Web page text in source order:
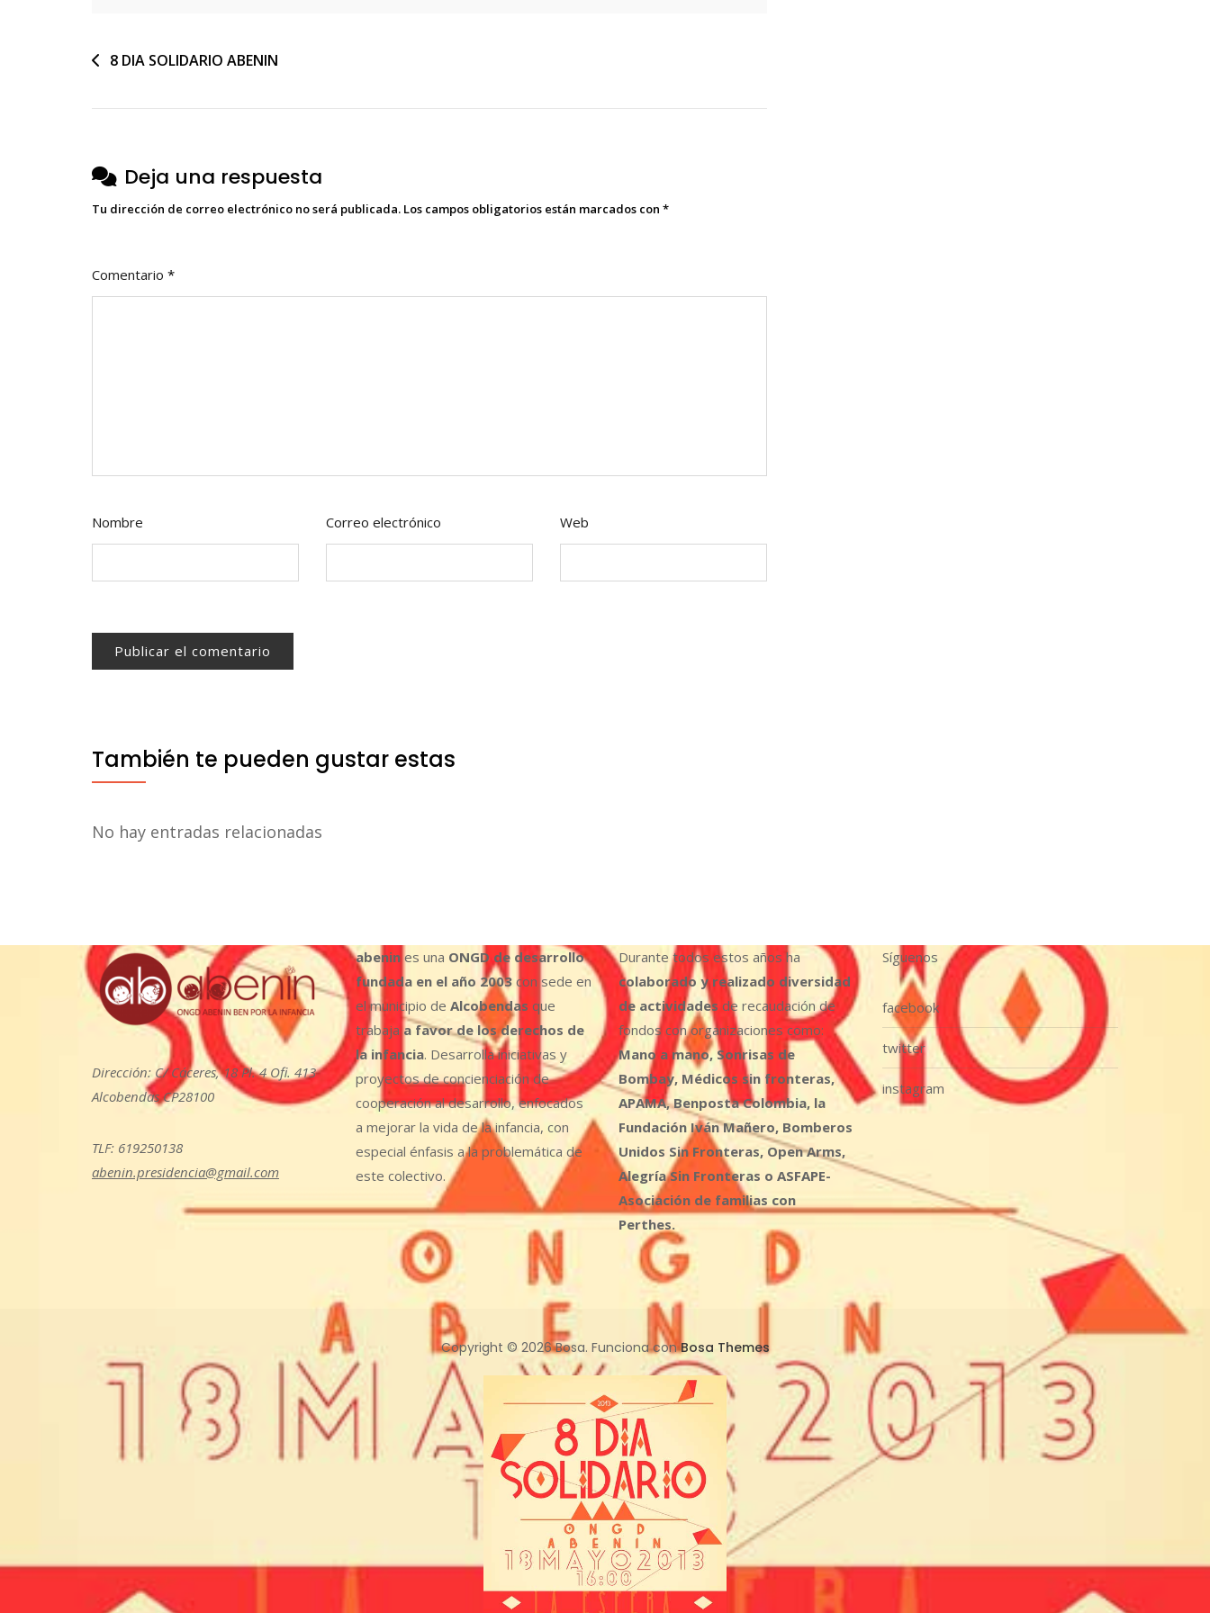
Navegación
8 DIA SOLIDARIO ABENIN
Deja una respuesta
Tu dirección de correo electrónico no será publicada. Los campos obligatorios están marcados con *
Comentario *
Nombre Correo electrónico Web
También te pueden gustar estas
No hay entradas relacionadas
Dirección: C/ Cáceres, 18 Pl. 4 Ofi. 413
Alcobendas CP28100
TLF: 619250138
abenin.presidencia@gmail.com
abenines una ONGD de desarrollo
fundada en el año 2003con sede en
el municipio de Alcobendas que
trabaja a favor de los derechos de
la infancia. Desarrolla iniciativas y
proyectos de concienciación de
cooperación al desarrollo, enfocados
a mejorar la vida de la infancia, con
especial énfasis a la problemática de
este colectivo.
Durante todos estos años ha
colaborado y realizado diversidad
de actividades de recaudación de
fondos con organizaciones como:
Mano a mano, Sonrisas de
Bombay, Médicos sin fronteras,
APAMA, Benposta Colombia, la
Fundación Iván Mañero, Bomberos
Unidos Sin Fronteras, Open Arms,
Alegría Sin Fronteras o ASFAPE-
Asociación de familias con
Perthes.
Síguenos
facebook
twitter
instagram
Copyright © 2026 Bosa. Funciona conBosa Themes